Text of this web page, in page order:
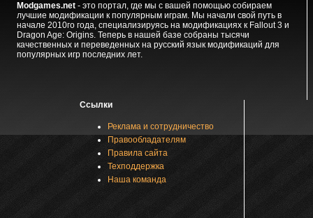
Modgames.net- это портал, где мы с вашей помощью собираем
лучшие модификации к популярным играм. Мы начали свой путь в
начале 2010го года, специализируясь на модификациях к Fallout 3 и
Dragon Age: Origins. Теперь в нашей базе собраны тысячи
качественных и переведенных на русский язык модификаций для
популярных игр последних лет.
Ссылки
Реклама и сотрудничество
Правообладателям
Правила сайта
Техподдержка
Наша команда